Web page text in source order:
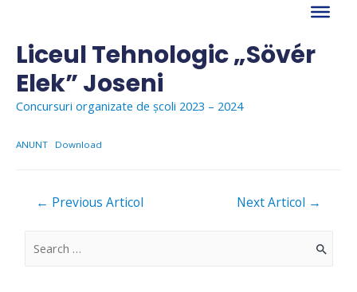
contentLiceul Tehnologic „Sövér
Elek” Joseni
Concursuri organizate de școli 2023 – 2024
ANUNT Download
Navigare
← Previous Articol Next Articol →
S